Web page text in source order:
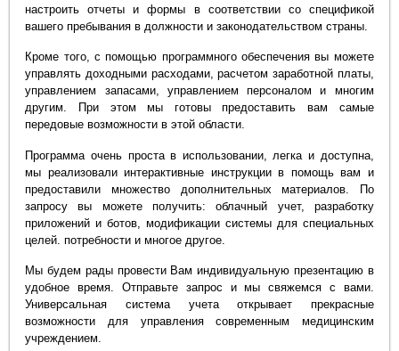
настроить отчеты и формы в соответствии со спецификой
вашего пребывания в должности и законодательством страны.
Кроме того, с помощью программного обеспечения вы можете
управлять доходными расходами, расчетом заработной платы,
управлением запасами, управлением персоналом и многим
другим. При этом мы готовы предоставить вам самые
передовые возможности в этой области.
Программа очень проста в использовании, легка и доступна,
мы реализовали интерактивные инструкции в помощь вам и
предоставили множество дополнительных материалов. По
запросу вы можете получить: облачный учет, разработку
приложений и ботов, модификации системы для специальных
целей. потребности и многое другое.
Мы будем рады провести Вам индивидуальную презентацию в
удобное время. Отправьте запрос и мы свяжемся с вами.
Универсальная система учета открывает прекрасные
возможности для управления современным медицинским
учреждением.